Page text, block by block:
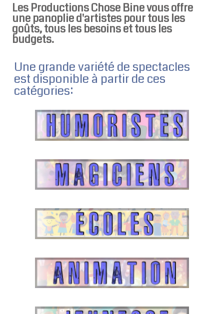
Les Productions Chose Bine vous offre
une panoplie d'artistes pour tous les
goûts, tous les besoins et tous les
budgets.
Une grande variété de spectacles
est disponible à partir de ces
catégories: